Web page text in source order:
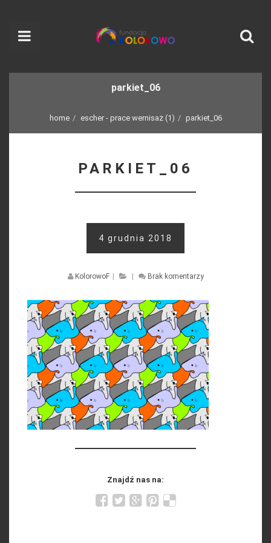
parkiet_06
home escher - prace wernisaż (1) parkiet_06
PARKIET_06
4 grudnia 2018
KolorowoF Brak komentarzy
Znajdź nas na: